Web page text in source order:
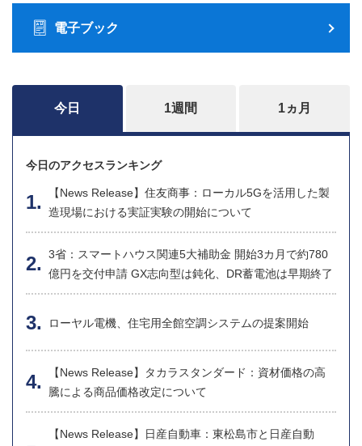
電子ブック
今日 1週間 1ヵ月
今日のアクセスランキング
【News Release】住友商事：ローカル5Gを活用した製
造現場における実証実験の開始について
3省：スマートハウス関連5大補助金 開始3カ月で約780
億円を交付申請 GX志向型は鈍化、DR蓄電池は早期終了
ローヤル電機、住宅用全館空調システムの提案開始
【News Release】タカラスタンダード：資材価格の高
騰による商品価格改定について
【News Release】日産自動車：東松島市と日産自動